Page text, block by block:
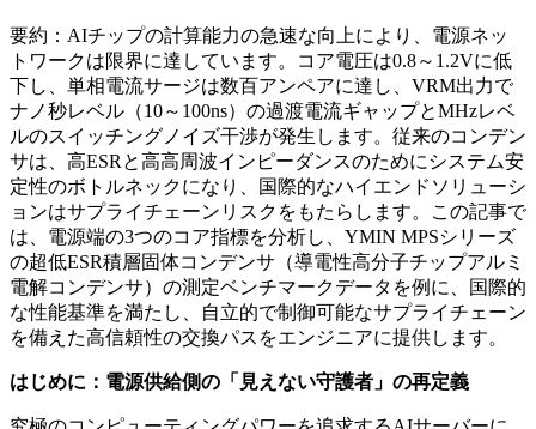
要約：AIチップの計算能力の急速な向上により、電源ネッ
トワークは限界に達しています。コア電圧は0.8～1.2Vに低
下し、単相電流サージは数百アンペアに達し、VRM出力で
ナノ秒レベル（10～100ns）の過渡電流ギャップとMHzレベ
ルのスイッチングノイズ干渉が発生します。従来のコンデン
サは、高ESRと高高周波インピーダンスのためにシステム安
定性のボトルネックになり、国際的なハイエンドソリューシ
ョンはサプライチェーンリスクをもたらします。この記事で
は、電源端の3つのコア指標を分析し、YMIN MPSシリーズ
の超低ESR積層固体コンデンサ（導電性高分子チップアルミ
電解コンデンサ）の測定ベンチマークデータを例に、国際的
な性能基準を満たし、自立的で制御可能なサプライチェーン
を備えた高信頼性の交換パスをエンジニアに提供します。
はじめに：電源供給側の「見えない守護者」の再定義